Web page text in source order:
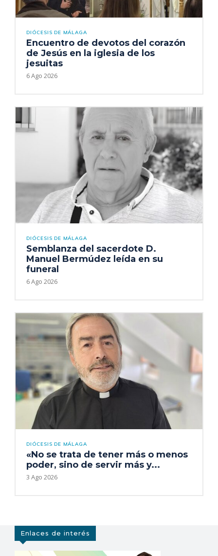
DIÓCESIS DE MÁLAGA
Encuentro de devotos del corazón
de Jesús en la iglesia de los
jesuitas
6 Ago 2026
DIÓCESIS DE MÁLAGA
Semblanza del sacerdote D.
Manuel Bermúdez leída en su
funeral
6 Ago 2026
DIÓCESIS DE MÁLAGA
«No se trata de tener más o menos
poder, sino de servir más y...
3 Ago 2026
Enlaces de interés